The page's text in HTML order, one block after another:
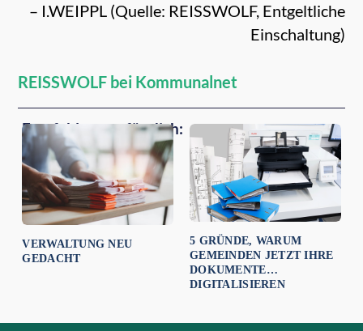
– I.WEIPPL (Quelle: REISSWOLF, Entgeltliche
Einschaltung)
REISSWOLF bei Kommunalnet
Empfehlungen für dich:
VERWALTUNG NEU
GEDACHT
5 GRÜNDE, WARUM
GEMEINDEN JETZT IHRE
DOKUMENTE
DIGITALISIEREN